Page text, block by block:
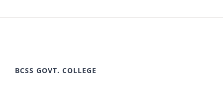
BCSS GOVT. COLLEGE